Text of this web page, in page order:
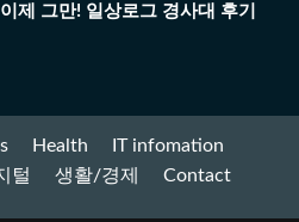
제 그만! 일상로그 경사대 후기
Health
IT infomation
털 생활/경제 Contact